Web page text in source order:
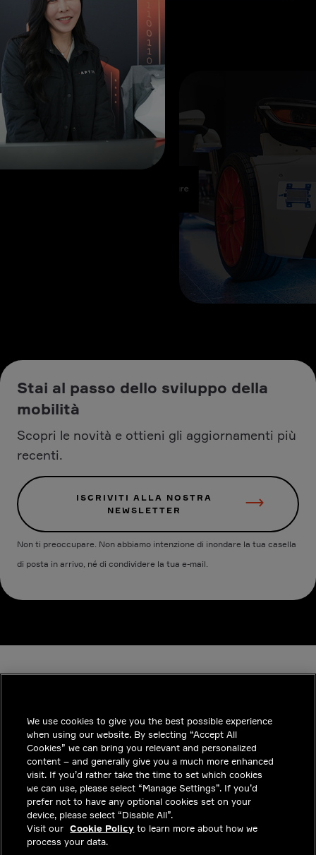
Stai al passo dello sviluppo della
mobilità
Scopri le novità e ottieni gli aggiornamenti più
recenti.
ISCRIVITI ALLA NOSTRA
NEWSLETTER
Non ti preoccupare. Non abbiamo intenzione di inondare la tua casella
di posta in arrivo, né di condividere la tua e-mail.
INDUSTRIES
APPROFONDIMENTI
SOLUZIONI
POSIZIONI LAVORATIVE
INVESTITORI
We use cookies to give you the best possible experience
when using our website. By selecting “Accept All
Cookies” we can bring you relevant and personalized
content – and generally give you a much more enhanced
visit. If you’d rather take the time to set which cookies
we can use, please select “Manage Settings”. If you’d
prefer not to have any optional cookies set on your
device, please select “Disable All”.
Visit our Cookie Policy to learn more about how we
process your data.